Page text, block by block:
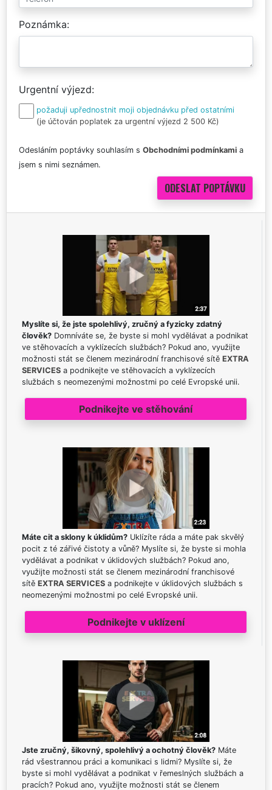
Poznámka
Urgentní výjezd
požaduji upřednostnit moji objednávku před ostatními
(je účtován poplatek za urgentní výjezd 2 500 Kč)
Odesláním poptávky souhlasím s Obchodními podmínkami a
jsem s nimi seznámen.
Myslíte si, že jste spolehlivý, zručný a fyzicky zdatný
člověk? Domníváte se, že byste si mohl vydělávat a podnikat
ve stěhovacích a vyklízecích službách? Pokud ano, využijte
možnosti stát se členem mezinárodní franchisové sítě EXTRA
SERVICES a podnikejte ve stěhovacích a vyklízecích
službách s neomezenými možnostmi po celé Evropské unii.
Podnikejte ve stěhování
Máte cit a sklony k úklidům? Uklízíte ráda a máte pak skvělý
pocit z té zářivé čistoty a vůně? Myslíte si, že byste si mohla
vydělávat a podnikat v úklidových službách? Pokud ano,
využijte možnosti stát se členem mezinárodní franchisové
sítě EXTRA SERVICES a podnikejte v úklidových službách s
neomezenými možnostmi po celé Evropské unii.
Podnikejte v uklízení
Jste zručný, šikovný, spolehlivý a ochotný člověk? Máte
rád všestrannou práci a komunikaci s lidmi? Myslíte si, že
byste si mohl vydělávat a podnikat v řemeslných službách a
pracích? Pokud ano, využijte možnosti stát se členem